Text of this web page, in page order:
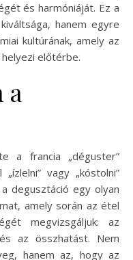
és harmóniáját. Ez a
hanem egyre
kultúrának, amely az
előtérbe.
a
a francia „déguster”
vagy „kóstolni”
degusztáció egy olyan
amely során az étel
megvizsgáljuk: az
az összhatást. Nem
hanem az, hogy az